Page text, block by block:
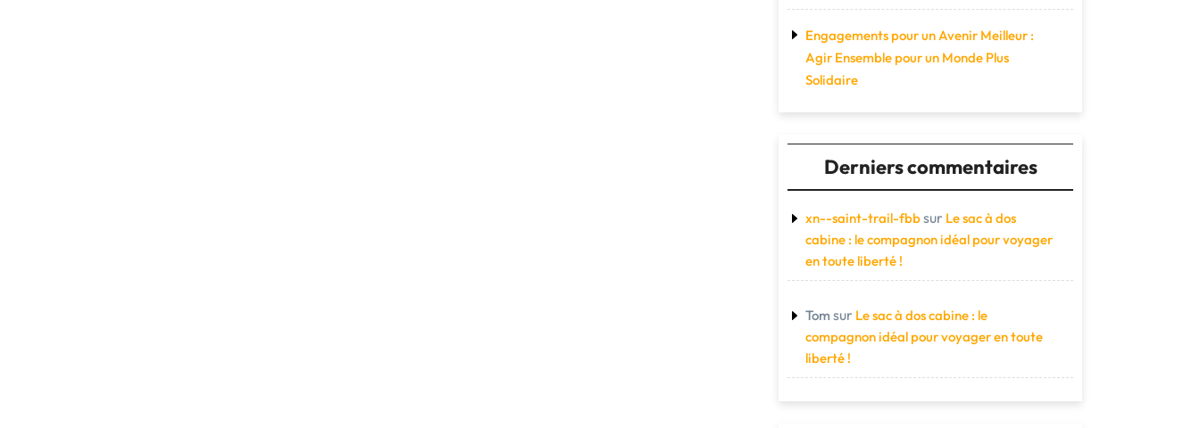
Engagements pour un Avenir Meilleur :
Agir Ensemble pour un Monde Plus
Solidaire
Derniers commentaires
xn--saint-trail-fbbsur Le sac à dos
cabine : le compagnon idéal pour voyager
en toute liberté !
Tom sur Le sac à dos cabine : le
compagnon idéal pour voyager en toute
liberté !